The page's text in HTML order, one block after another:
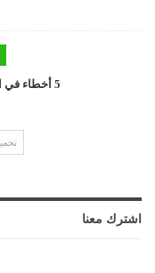
5 أخطاء في التنظيف تجذب الغبار إلى المنزل
اشترك معنا